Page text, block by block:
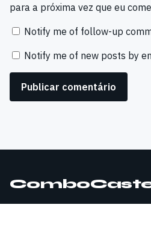
para a próxima vez que eu
Notify me of follow-up
Notify me of new posts by